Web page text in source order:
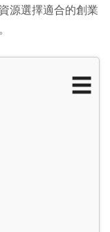
源選擇適合的創業
☰